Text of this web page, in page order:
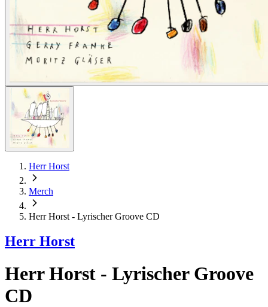
Herr Horst
Merch
Herr Horst - Lyrischer Groove CD
Herr Horst
Herr Horst - Lyrischer Groove
CD